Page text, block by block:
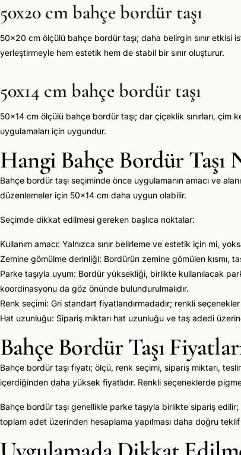
50x20 cm bahçe bordür taşı
50x20 cm ölçülü bahçe bordür taşı; daha belirgin sınır etkisi
yerleştirmeyle hem estetik hem de stabil bir sınır oluşturur.
50x14 cm bahçe bordür taşı
50x14 cm ölçülü bahçe bordür taşı; dar çiçeklik sınırları, çim
uygulamaları için uygundur.
Hangi Bahçe Bordür Taşı
Bahçe bordür taşı seçiminde önce uygulamanın amacı ve
düzenlemeler için 50x14 cm daha uygun olabilir.
Seçimde dikkat edilmesi gereken başlıca noktalar:
Kullanım amacı: Yalnızca sınır belirleme ve estetik için mi,
Zemine gömülme derinliği: Bordürün zemine gömülen kısmı,
Parke taşıyla uyum: Bordür yüksekliği, birlikte kullanılacak
koordinasyonu da göz önünde bulundurulmalıdır.
Renk seçimi: Gri standart fiyatlandırmadadır; renkli
Hat uzunluğu: Sipariş miktarı hat uzunluğu ve taş adedi
Bahçe Bordür Taşı
Bahçe bordür taşı fiyatı; ölçü, renk seçimi, sipariş miktarı,
içerdiğinden daha yüksek fiyatlıdır. Renkli seçeneklerde
Bahçe bordür taşı genellikle parke taşıyla birlikte sipariş
toplam adet üzerinden hesaplama yapılması daha doğru